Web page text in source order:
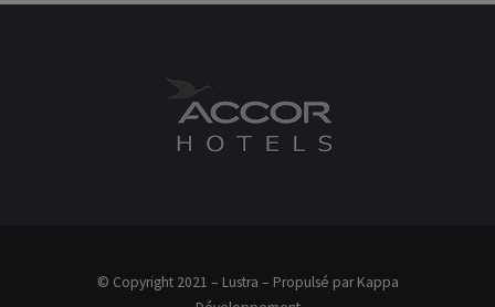
© Copyright 2021 – Lustra – Propulsé par Kappa